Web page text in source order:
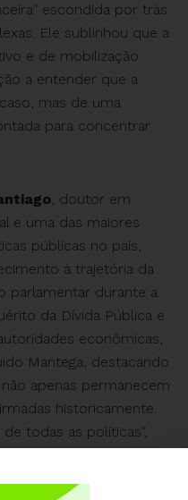
escondida por trás
Ele sublinhou que a
e de mobilização
a entender que a
mas de uma
para concentrar
, doutor em
e uma das maiores
públicas no país,
à trajetória da
parlamentar durante a
da Dívida Pública e
econômicas,
Mantega, destacando
apenas permanecem
historicamente.
todas as políticas”,
uma fachada de